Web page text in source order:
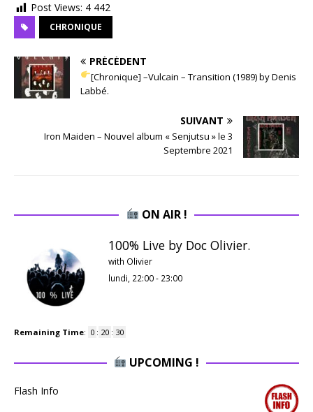
Post Views: 4 442
CHRONIQUE
PRÉCÉDENT
[Chronique] –Vulcain – Transition (1989) by Denis
Labbé.
SUIVANT
Iron Maiden – Nouvel album « Senjutsu » le 3
Septembre 2021
ON AIR !
100% Live by Doc Olivier.
with Olivier
lundi, 22:00- 23:00
Remaining Time: 0 : 20 : 29
UPCOMING !
Flash Info